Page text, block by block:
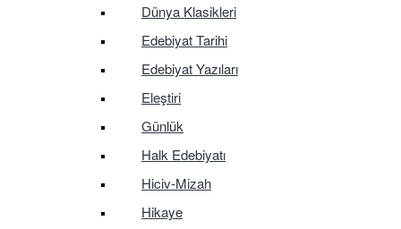
Dünya Klasikleri
Edebiyat Tarihi
Edebiyat Yazıları
Eleştiri
Günlük
Halk Edebiyatı
Hiciv-Mizah
Hikaye